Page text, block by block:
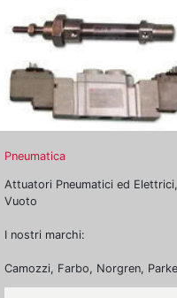
Pneumatica
Attuatori Pneumatici ed
Vuoto
I nostri marchi:
Camozzi, Farbo, Norgren,